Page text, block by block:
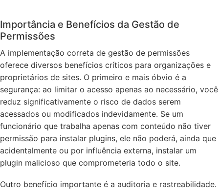
Importância e Benefícios da Gestão de
Permissões
A implementação correta de gestão de permissões
oferece diversos benefícios críticos para organizações e
proprietários de sites. O primeiro e mais óbvio é a
segurança: ao limitar o acesso apenas ao necessário, você
reduz significativamente o risco de dados serem
acessados ou modificados indevidamente. Se um
funcionário que trabalha apenas com conteúdo não tiver
permissão para instalar plugins, ele não poderá, ainda que
acidentalmente ou por influência externa, instalar um
plugin malicioso que comprometeria todo o site.
Outro benefício importante é a auditoria e rastreabilidade.